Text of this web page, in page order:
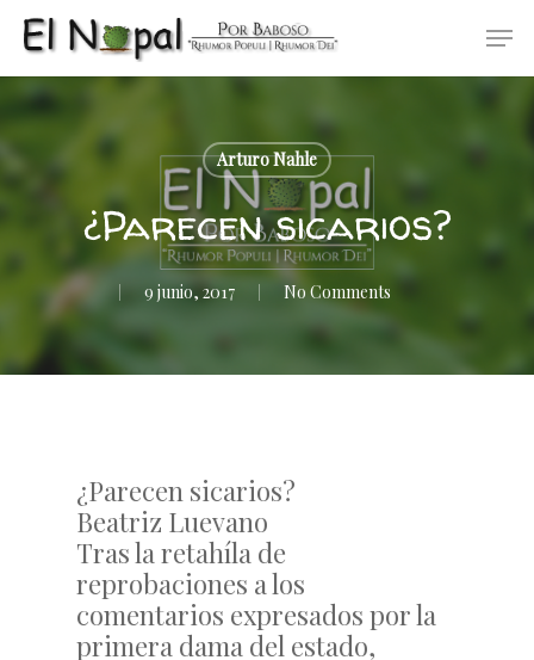
Skip
main
content
Arturo Nahle
¿Parecen sicarios?
9 junio, 2017 No Comments
¿Parecen sicarios?
Beatriz Luevano
Tras la retahíla de
reprobaciones a los
comentarios expresados por la
primera dama del estado,